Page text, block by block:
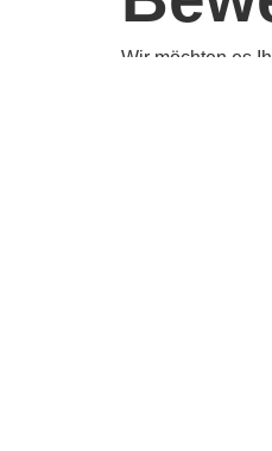
Wir möchten es